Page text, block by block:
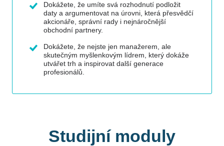
Dokážete, že umíte svá rozhodnutí podložit
daty a argumentovat na úrovni, která přesvědčí
akcionáře, správní rady i nejnáročnější
obchodní partnery.
Dokážete, že nejste jen manažerem, ale
skutečným myšlenkovým lídrem, který dokáže
utvářet trh a inspirovat další generace
profesionálů.
Studijní moduly